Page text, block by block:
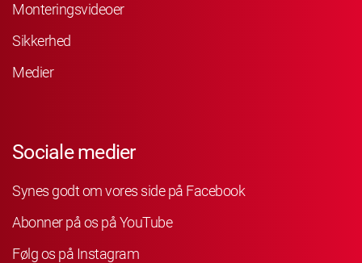
Monteringsvideoer
Sikkerhed
Medier
Sociale medier
Synes godt om vores side på Facebook
Abonner på os på YouTube
Følg os på Instagram